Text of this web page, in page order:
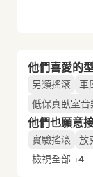
他們喜愛的
另類搖滾 車
低保真臥室音
他們也願意
實驗搖滾 放
檢視全部 +4